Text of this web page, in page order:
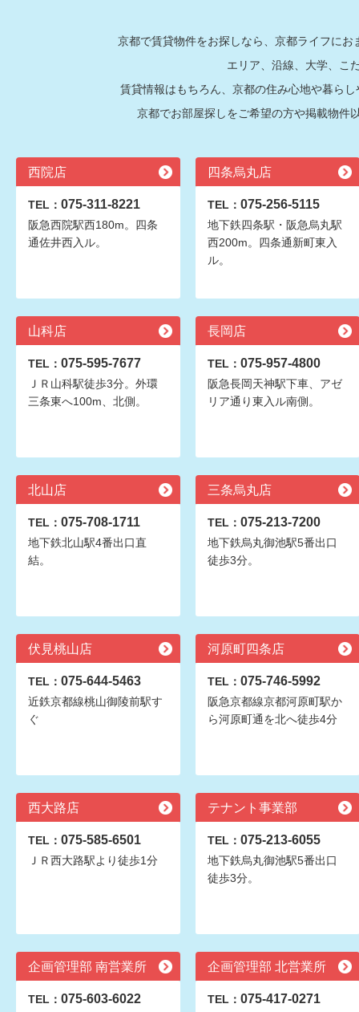
京都で賃貸物件をお探しなら、京都ライフに
エリア、沿線、大学、こ
賃貸情報はもちろん、京都の住み心地や暮ら
京都でお部屋探しをご希望の方や掲載物件
西院店
TEL： 075-311-8221
阪急西院駅西180m。四条
通佐井西入ル。
四条烏丸店
TEL： 075-256-5115
地下鉄四条駅・阪急烏丸駅
西200m。四条通新町東入
ル。
山科店
TEL： 075-595-7677
ＪＲ山科駅徒歩3分。外環
三条東へ100m、北側。
長岡店
TEL： 075-957-4800
阪急長岡天神駅下車、アゼ
リア通り東入ル南側。
北山店
TEL： 075-708-1711
地下鉄北山駅4番出口直
結。
三条烏丸店
TEL： 075-213-7200
地下鉄烏丸御池駅5番出口
徒歩3分。
伏見桃山店
TEL： 075-644-5463
近鉄京都線桃山御陵前駅す
ぐ
河原町四条店
TEL： 075-746-5992
阪急京都線京都河原町駅か
ら河原町通を北へ徒歩4分
西大路店
TEL： 075-585-6501
ＪＲ西大路駅より徒歩1分
テナント事業部
TEL： 075-213-6055
地下鉄烏丸御池駅5番出口
徒歩3分。
企画管理部 南営業所
TEL： 075-603-6022
企画管理部 北営業所
TEL： 075-417-0271